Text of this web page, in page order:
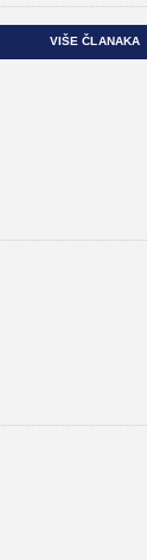
VIŠE ČLANAKA